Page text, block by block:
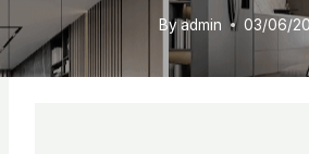
Byadmin 03/06/